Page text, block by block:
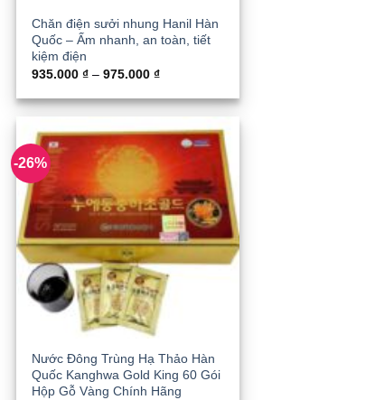
Chăn điện sưởi nhung Hanil Hàn
Quốc – Ấm nhanh, an toàn, tiết
kiệm điện
935.000₫ – 975.000₫Khoảng
từ
975.000 ₫
-26%
Nước Đông Trùng Hạ Thảo Hàn
Quốc Kanghwa Gold King 60 Gói
Hộp Gỗ Vàng Chính Hãng